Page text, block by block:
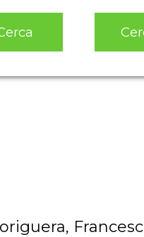
Francesc